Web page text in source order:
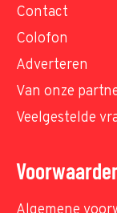
Contact
Colofon
Adverteren
Van onze
Veelgestelde